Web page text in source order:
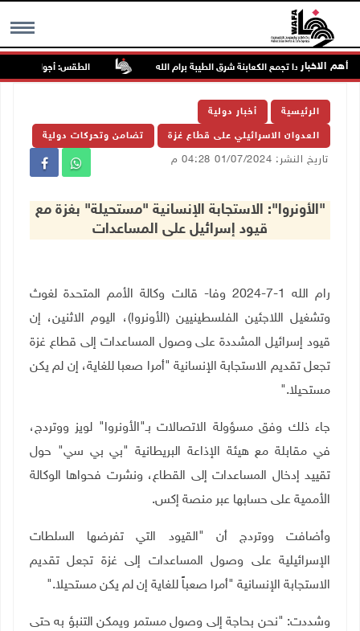
MENU أهم الاخبار
مجددا تجمع الكعابنة شرق الطيبة برام الله الطقس: أجواء صافية
الرئيسية أخبار دولية
العدوان الاسرائيلي على قطاع غزة تضامن وتحركات دولية
تاريخ النشر: 01/07/2024 04:28 م
"الأونروا": الاستجابة الإنسانية "مستحيلة" بغزة مع
قيود إسرائيل على المساعدات
رام الله 1-7-2024 وفا- قالت وكالة الأمم المتحدة لغوث
وتشغيل اللاجئين الفلسطينيين (الأونروا)، اليوم الاثنين، إن
قيود إسرائيل المشددة على وصول المساعدات إلى قطاع غزة
تجعل تقديم الاستجابة الإنسانية "أمرا صعبا للغاية، إن لم يكن
مستحيلا".
جاء ذلك وفق مسؤولة الاتصالات بـ"الأونروا" لويز ووتردج،
في مقابلة مع هيئة الإذاعة البريطانية "بي بي سي" حول
تقييد إدخال المساعدات إلى القطاع، ونشرت فحواها الوكالة
الأممية على حسابها عبر منصة إكس.
وأضافت ووتردج أن "القيود التي تفرضها السلطات
الإسرائيلية على وصول المساعدات إلى غزة تجعل تقديم
الاستجابة الإنسانية "أمرا صعباً للغاية إن لم يكن مستحيلا".
وشددت: "نحن بحاجة إلى وصول مستمر ويمكن التنبؤ به حتى